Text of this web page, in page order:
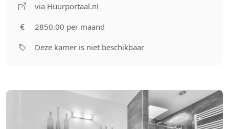
via Huurportaal.nl
2850.00 per maand
Deze kamer is niet beschikbaar